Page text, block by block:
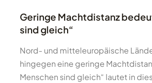
Geringe Machtdistanz
sind gleich“
Nord- und mitteleuropäische
hingegen eine geringe
Menschen sind gleich“ lautet in